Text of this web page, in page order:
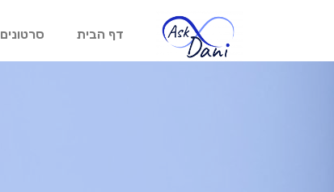
דף הבית סרטונים